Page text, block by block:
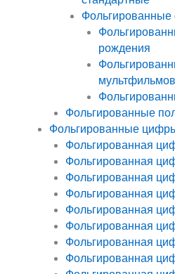
Фольгированные
рождения
мультфильмов
Фольгированные
Фольгированные
Фольгированная
Фольгированная
Фольгированная
Фольгированная
Фольгированная
Фольгированная
Фольгированная
Фольгированная